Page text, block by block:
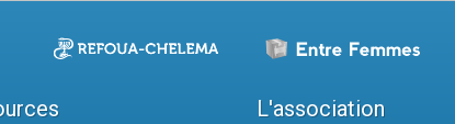
L'association